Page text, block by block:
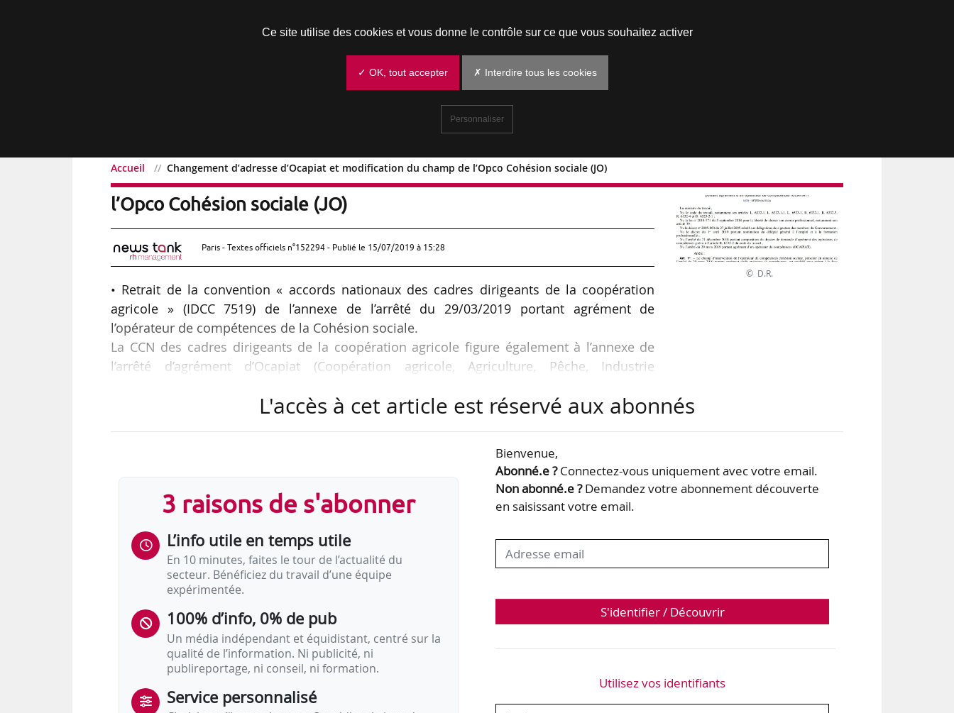
Accueil Changement d’adresse d’Ocapiat et modification du champ de l’Opco Cohésion sociale (JO)
Changement d’adresse d’Ocapiat et modification du champ de
l’Opco Cohésion sociale (JO)
Paris - Textes officiels n°152294 - Publié le 15/07/2019 à 15:28
• Retrait de la convention « accords nationaux des cadres dirigeants de la coopération
agricole » (IDCC 7519) de l’annexe de l’arrêté du 29/03/2019 portant agrément de
l’opérateur de compétences de la Cohésion sociale.
La CCN des cadres dirigeants de la coopération agricole figure également à l’annexe de
l’arrêté d’agrément d’Ocapiat (Coopération agricole, Agriculture, Pêche, Industrie
Telles sont les dispositions de l’arrêté du 04/07/2019 modifiant l’arrêté du 29/03/2019
© D.R.
L'accès à cet article est réservé aux abonnés
3 raisons de s'abonner
L’info utile en temps utile
En 10 minutes, faites le tour de l’actualité du
secteur. Bénéficiez du travail d’une équipe
expérimentée.
100% d’info, 0% de pub
Un média indépendant et équidistant, centré sur la
qualité de l’information. Ni publicité, ni
publireportage, ni conseil, ni formation.
Service personnalisé
Bienvenue,
Abonné.e ?Connectez-vous uniquement avec votre email.
Non abonné.e ?Demandez votre abonnement découverte
en saisissant votre email.
S'identifier / Découvrir
Utilisez vos identifiants
Ce site utilise des cookies et vous donne le contrôle sur ce que vous souhaitez activer
✓ OK, tout accepter ✗ Interdire tous les cookies
Personnaliser